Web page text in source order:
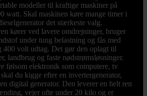
modeller til kraftige maskiner på
watt. Skal maskinen køre mange timer i
det stærkeste valg.
kører ved lavere omdrejninger, bruger
under tung belastning og fås med
400 volt udtag. Det gør den oplagt til
landbrug og faste nødstrømsløsninger.
følsom elektronik som computere, tv
du kigge efter en invertergenerator,
digital generator. Den leverer en helt ren
vejer ofte under 20 kilo og er